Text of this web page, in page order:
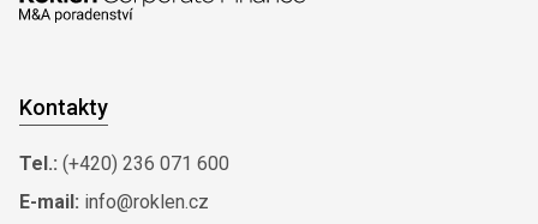
Kontakty
Tel.: (+420) 236 071 600
E-mail: info@roklen.cz